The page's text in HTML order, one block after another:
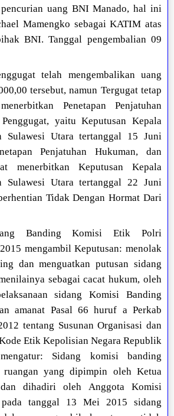
uang BNI Manado, hal ini
Mamengko sebagai KATIM atas
BNI. Tanggal pengembalian 09
telah mengembalikan uang
tersebut, namun Tergugat tetap
Penetapan Penjatuhan
yaitu Keputusan Kepala
Sulawesi Utara tertanggal 15 Juni
Penjatuhan Hukuman, dan
menerbitkan Keputusan Kepala
Sulawesi Utara tertanggal 22 Juni
Tidak Dengan Hormat Dari
Banding Komisi Etik Polri
mengambil Keputusan: menolak
dan menguatkan putusan sidang
sebagai cacat hukum, oleh
sidang Komisi Banding
amanat Pasal 66 huruf a Perkab
tentang Susunan Organisasi dan
Etik Kepolisian Negara Republik
Sidang komisi banding
ruangan yang dipimpin oleh Ketua
dihadiri oleh Anggota Komisi
tanggal 13 Mei 2015 sidang